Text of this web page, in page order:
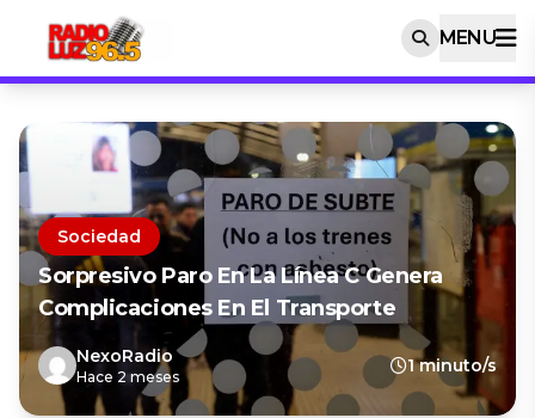
MENU
Sociedad
Sorpresivo Paro En La Línea C Genera
Complicaciones En El Transporte
NexoRadio
Hace 2 meses
1 minuto/s